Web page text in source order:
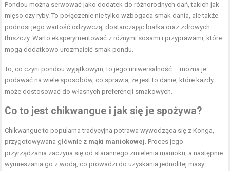
Pondou można serwować jako dodatek do różnorodnych dań, takich jak
mięso czy ryby. To połączenie nie tylko wzbogaca smak dania, ale także
podnosi jego wartość odżywczą, dostarczając białka oraz zdrowych
tłuszczy. Warto eksperymentować z różnymi sosami i przyprawami, które
mogą dodatkowo urozmaicić smak pondu.
To, co czyni pondou wyjątkowym, to jego uniwersalność – można je
podawać na wiele sposobów, co sprawia, że jest to danie, które każdy
może dostosować do własnych preferencji smakowych.
Co to jest chikwangue i jak się je spożywa?
Chikwangue to popularna tradycyjna potrawa wywodząca się z Konga,
przygotowywana głównie z mąki maniokowej. Proces jego
przyrządzania zaczyna się od starannego zmielenia manioku, a następnie
wymieszania go z wodą, co prowadzi do uzyskania jednolitej masy.